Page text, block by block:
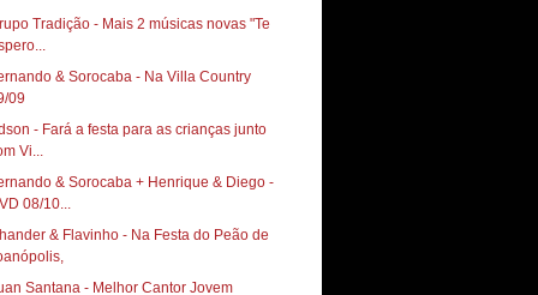
Tradição - Mais 2 músicas novas "Te
& Sorocaba - Na Villa Country
09
- Fará a festa para as crianças junto
Vi...
& Sorocaba + Henrique & Diego -
08/10...
& Flavinho - Na Festa do Peão de
Santana - Melhor Cantor Jovem